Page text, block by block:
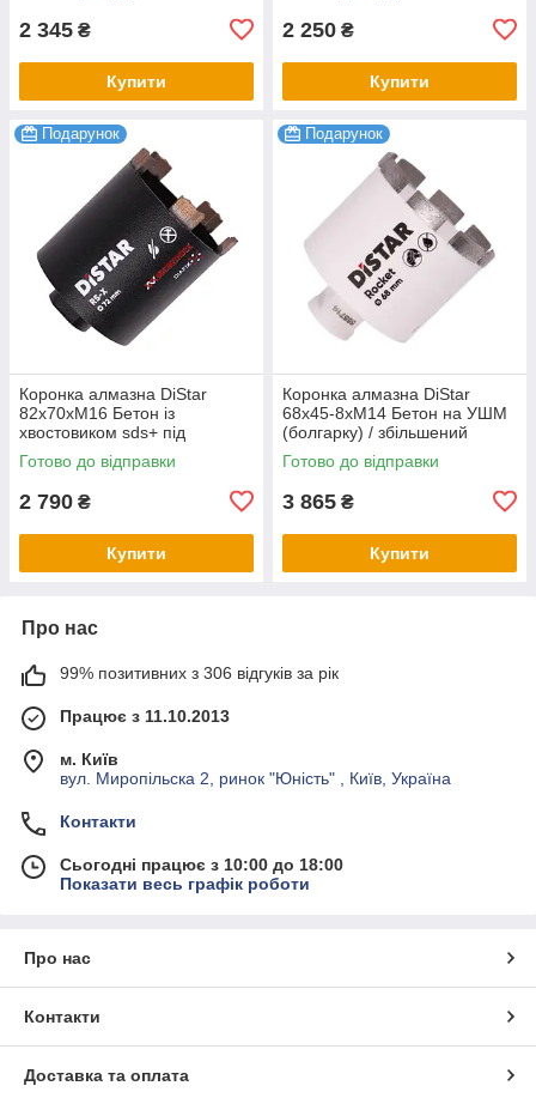
2 345 ₴
Купити
2 250 ₴
Купити
Подарунок
Коронка алмазна DiStar
82x70хМ16 Бетон із
хвостовиком sds+ під
свердло
Готово до відправки
2 790 ₴
Купити
Подарунок
Коронка алмазна DiStar
68х45-8хM14 Бетон на УШМ
(болгарку) / збільшений
ресурс 300+ отворів
Готово до відправки
3 865 ₴
Купити
Про нас
99% позитивних з 306 відгуків за рік
Працює з 11.10.2013
м. Київ
вул. Миропільска 2, ринок "Юність" , Київ, Україна
Контакти
Сьогодні працює з 10:00 до 18:00
Показати весь графік роботи
Про нас
Контакти
Доставка та оплата